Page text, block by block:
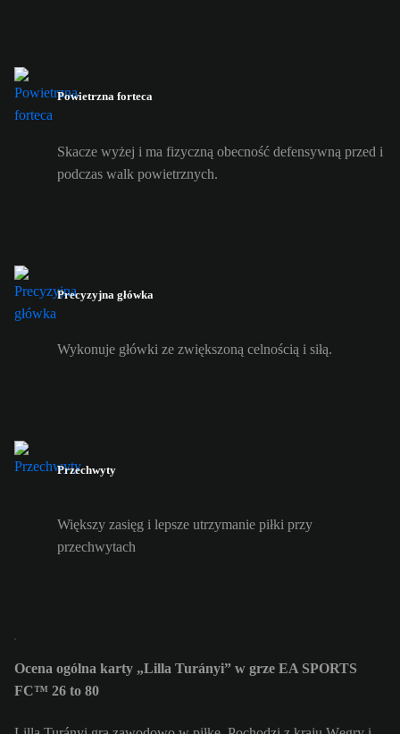
Powietrzna forteca
Skacze wyżej i ma fizyczną obecność defensywną przed i
podczas walk powietrznych.
Precyzyjna główka
Wykonuje główki ze zwiększoną celnością i siłą.
Przechwyty
Większy zasięg i lepsze utrzymanie piłki przy
przechwytach
Ocena ogólna karty „Lilla Turányi” w grze EA SPORTS
FC™ 26 to 80